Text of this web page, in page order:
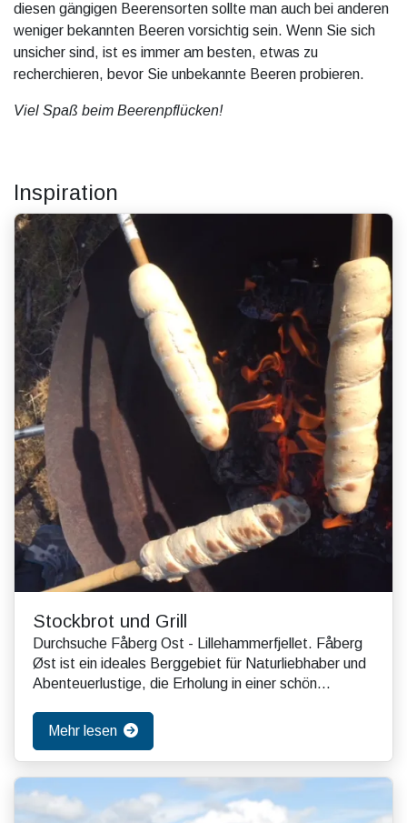
diesen gängigen Beerensorten sollte man auch bei anderen
weniger bekannten Beeren vorsichtig sein. Wenn Sie sich
unsicher sind, ist es immer am besten, etwas zu
recherchieren, bevor Sie unbekannte Beeren probieren.
Viel Spaß beim Beerenpflücken!
Inspiration
Stockbrot und Grill
Durchsuche Fåberg Ost - Lillehammerfjellet. Fåberg
Øst ist ein ideales Berggebiet für Naturliebhaber und
Abenteuerlustige, die Erholung in einer schön...
Mehr lesen